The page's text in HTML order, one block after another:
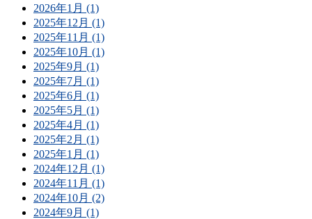
2026年1月 (1)
2025年12月 (1)
2025年11月 (1)
2025年10月 (1)
2025年9月 (1)
2025年7月 (1)
2025年6月 (1)
2025年5月 (1)
2025年4月 (1)
2025年2月 (1)
2025年1月 (1)
2024年12月 (1)
2024年11月 (1)
2024年10月 (2)
2024年9月 (1)